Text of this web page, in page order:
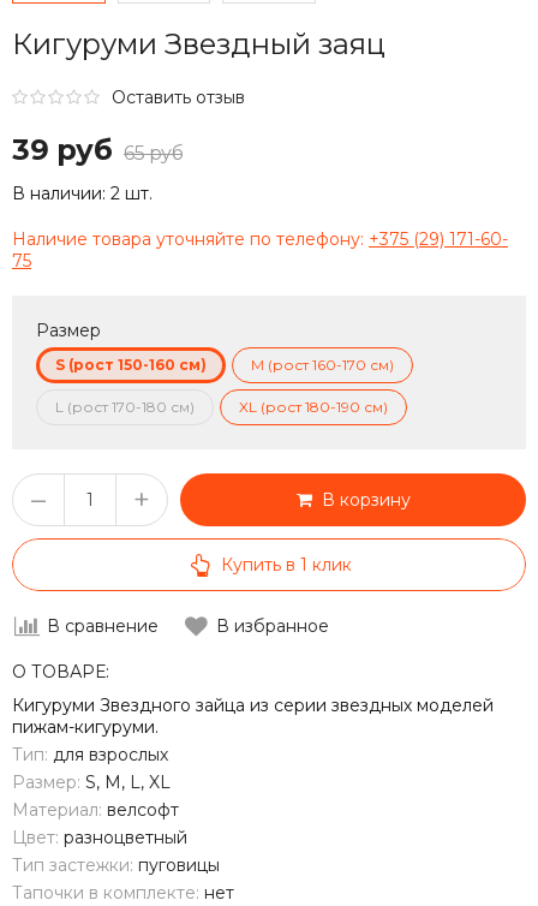
Кигуруми Звездный заяц
Оставить отзыв
39 руб 65 руб
В наличии: 2 шт.
Наличие товара уточняйте по телефону: +375 (29) 171-60-
75
Размер
S (рост 150-160 см) M (рост 160-170 см)
L (рост 170-180 см) XL (рост 180-190 см)
– + В корзину
Купить в 1 клик
В сравнение В избранное
О ТОВАРЕ:
Кигуруми Звездного зайца из серии звездных моделей
пижам-кигуруми.
Тип: для взрослых
Размер: S, M, L, XL
Материал: велсофт
Цвет: разноцветный
Тип застежки: пуговицы
Тапочки в комплекте: нет